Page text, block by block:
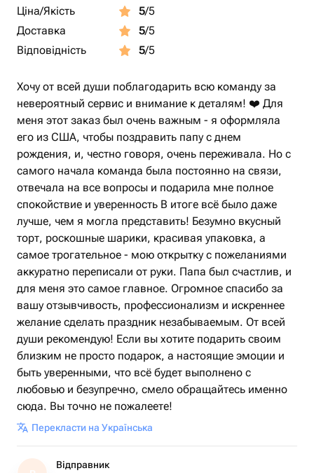
Ціна/Якість
5/5
Доставка
5/5
Відповідність
5/5
Хочу от всей души поблагодарить всю команду за
невероятный сервис и внимание к деталям! ❤️ Для
меня этот заказ был очень важным - я оформляла
его из США, чтобы поздравить папу с днем
рождения, и, честно говоря, очень переживала. Но с
самого начала команда была постоянно на связи,
отвечала на все вопросы и подарила мне полное
спокойствие и уверенность В итоге всё было даже
лучше, чем я могла представить! Безумно вкусный
торт, роскошные шарики, красивая упаковка, а
самое трогательное - мою открытку с пожеланиями
аккуратно переписали от руки. Папа был счастлив, и
для меня это самое главное. Огромное спасибо за
вашу отзывчивость, профессионализм и искреннее
желание сделать праздник незабываемым. От всей
души рекомендую! Если вы хотите подарить своим
близким не просто подарок, а настоящие эмоции и
быть уверенными, что всё будет выполнено с
любовью и безупречно, смело обращайтесь именно
сюда. Вы точно не пожалеете!
Перекласти на Українська
Відправник